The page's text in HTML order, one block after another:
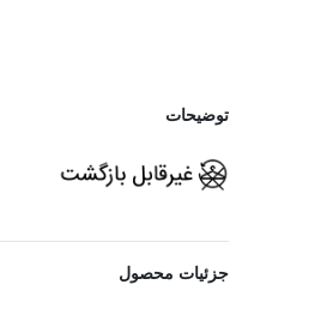
توضیحات
جزئیات محصول